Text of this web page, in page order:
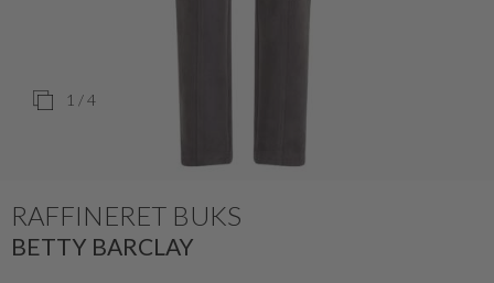
1 / 4
RAFFINERET BUKS
BETTY BARCLAY